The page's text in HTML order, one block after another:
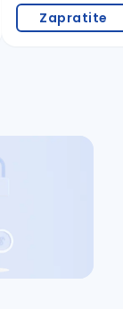
Zapratite